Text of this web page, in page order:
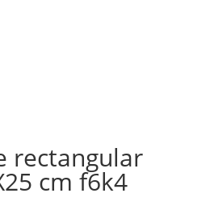
rectangular
cm f6k4